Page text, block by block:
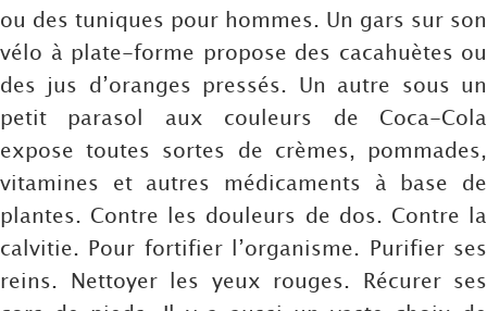
ou des tuniques pour hommes. Un gars sur son
vélo à plate-forme propose des cacahuètes ou
des jus d’oranges pressés. Un autre sous un
petit parasol aux couleurs de Coca-Cola
expose toutes sortes de crèmes, pommades,
vitamines et autres médicaments à base de
plantes. Contre les douleurs de dos. Contre la
calvitie. Pour fortifier l’organisme. Purifier ses
reins. Nettoyer les yeux rouges. Récurer ses